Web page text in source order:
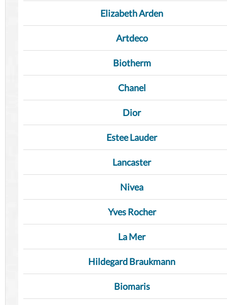
Elizabeth Arden
Artdeco
Biotherm
Chanel
Dior
Estee Lauder
Lancaster
Nivea
Yves Rocher
La Mer
Hildegard Braukmann
Biomaris